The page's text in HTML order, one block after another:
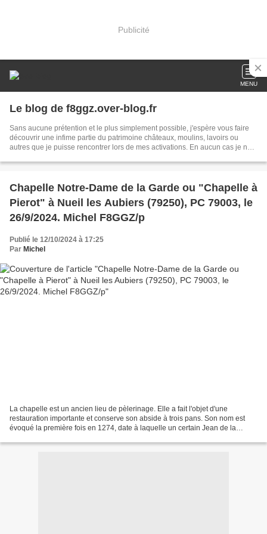
Publicité
MENU
Le blog de f8ggz.over-blog.fr
Sans aucune prétention et le plus simplement possible, j'espère vous faire
découvrir une infime partie du patrimoine châteaux, moulins, lavoirs ou
autres que je puisse rencontrer lors de mes activations. En aucun cas je ne
par la voie des ondes, par mon blog, grâce à tous les renseignements
pas laisser notre patrimoine tomber dans l'oubli. Si vous êtes propriétaire
d'un moulin ou d'un château et que vous désiriez le voir activé et figuré dans
mon blog, où que vous soyez en France, dites le moi, ce sera un but durant
mes vacances, merci.
Chapelle Notre-Dame de la Garde ou "Chapelle à
Pierot" à Nueil les Aubiers (79250), PC 79003, le
26/9/2024. Michel F8GGZ/p
Publié le 12/10/2024 à 17:25
Par Michel
La chapelle est un ancien lieu de pèlerinage. Elle a fait l'objet d'une
restauration importante et conserve son abside à trois pans. Son nom est
évoqué la première fois en 1274, date à laquelle un certain Jean de la